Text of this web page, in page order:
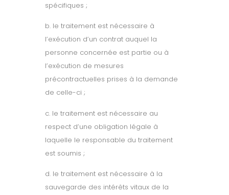
spécifiques ;
b. le traitement est nécessaire à
l’exécution d’un contrat auquel la
personne concernée est partie ou à
l’exécution de mesures
précontractuelles prises à la demande
de celle-ci ;
c. le traitement est nécessaire au
respect d’une obligation légale à
laquelle le responsable du traitement
est soumis ;
d. le traitement est nécessaire à la
sauvegarde des intérêts vitaux de la